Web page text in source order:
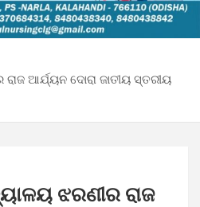
ଆର୍ଯ୍ୟନ ଦୋରା ଜାତୀୟ ସ୍ତରୀୟ
ଝରଣୀର ରାଜ